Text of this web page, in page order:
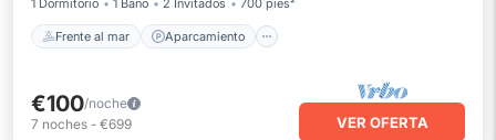
1 Dormitorio 1 Baño 2 Invitados 700 pies²
Frente al mar Aparcamiento
€100/noche
7 noches - €699 VER OFERTA